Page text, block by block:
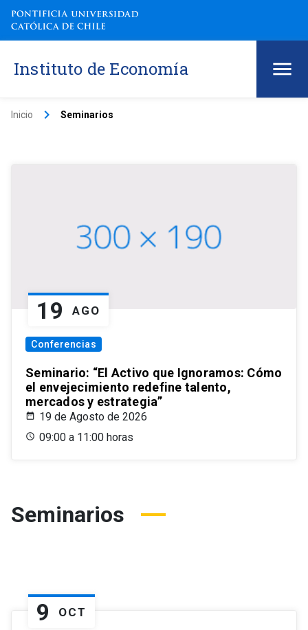
Instituto de Economía
Inicio keyboard_arrow_right Seminarios
19 AGO
Conferencias
Seminario: “El Activo que Ignoramos: Cómo
el envejecimiento redefine talento,
mercados y estrategia”
19 de Agosto de 2026
09:00 a 11:00 horas
Seminarios
9 OCT